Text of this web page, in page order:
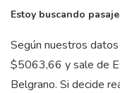
Estoy buscando
Según nuestros
$5063,66 y sale de
Belgrano. Si decide